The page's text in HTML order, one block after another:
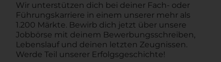
Wir unterstützen dich bei deiner Fach- oder
Führungskarriere in einem unserer mehr als
1.200 Märkte. Bewirb dich jetzt über unsere
Jobbörse mit deinem Bewerbungsschreiben,
Lebenslauf und deinen letzten Zeugnissen.
Werde Teil unserer Erfolgsgeschichte!